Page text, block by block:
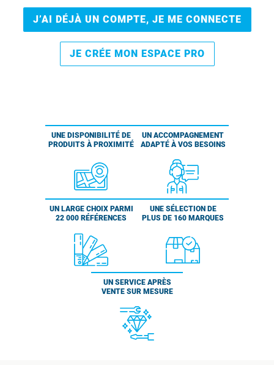
J’AI DÉJÀ UN COMPTE, JE ME CONNECTE
JE CRÉE MON ESPACE PRO
UNE DISPONIBILITÉ DE
PRODUITS À PROXIMITÉ
UN ACCOMPAGNEMENT
ADAPTÉ À VOS BESOINS
UN LARGE CHOIX PARMI
22 000 RÉFÉRENCES
UNE SÉLECTION DE
PLUS DE 160 MARQUES
UN SERVICE APRÈS
VENTE SUR MESURE